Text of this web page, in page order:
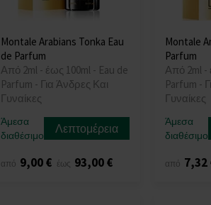
Montale Arabians Tonka Eau
de Parfum
Από 2ml - έως 100ml - Eau de
Parfum - Για Άνδρες Και
Γυναίκες
Άμεσα
διαθέσιμο
Λεπτομέρεια
από 9,00 € έως 93,00 €
Montale
Parfum
Από 2ml -
Parfum -
Γυναίκες
Άμεσα
διαθέσιμο
από 7,32